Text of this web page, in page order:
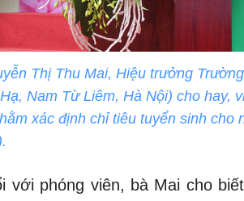
Thị Thu Mai, Hiệu trưởng
Nam Từ Liêm, Hà Nội) cho hay,
xác định chỉ tiêu tuyển sinh cho
với phóng viên, bà Mai cho